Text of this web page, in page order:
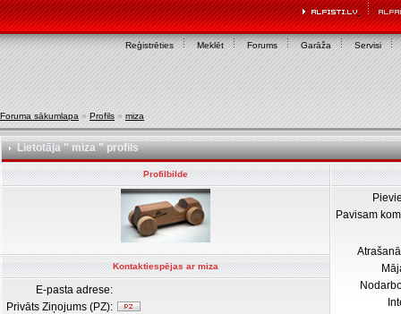
Reģistrēties Meklēt Forums Garāža Servisi
Foruma sākumlapa » Profils » miza
Lietotāja " miza " profils
Profilbilde
Pavisam
Kontaktiespējas ar miza
E-pasta adrese:
Privāts Ziņojums (PZ):